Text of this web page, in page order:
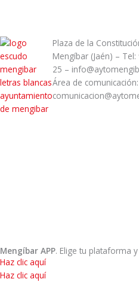
Plaza de la
Mengíbar (Jaén) –
25 –
Área de comunicación:
Mengíbar APP. Elige tu plataforma
Haz clic aquí
Haz clic aquí